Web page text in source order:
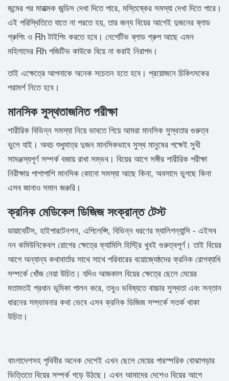
জন্মের পর মারাত্মক জন্ডিস দেখা দিতে পারে, মস্তিষ্কের সমস্যা দেখা দিতে পারে।
এই পরিস্থিতিতে যাতে না পরতে হয়, তার জন্য বিয়ের আগেই দুজনের ব্লাড
গ্রুপিং ও Rh টাইপিং করতে হবে। নেগেটিভ ব্লাড গ্রুপ আছে এমন
মহিলাদের Rh পজিটিভ কাউকে বিয়ে না করাই নিরাপদ।
তাই এক্ষেত্রে আপনাকে অনেক সচেতন হতে হবে। প্রয়োজনে চিকিৎসকের
পরামর্শ নিতে হবে।
মানসিক সুস্থতাজনিত পরীক্ষা
শারীরিক বিভিন্ন সমস্যা নিয়ে ভাবতে গিয়ে আমরা মানসিক সুস্থতার গুরুত্ব
ভুলে যাই। অথচ শুধুমাত্র দুজন মানসিকভাবে সুস্থ মানুষের পক্ষেই সুখী
সামঞ্জস্যপূর্ণ সম্পর্ক বজায় রাখা সম্ভব। বিয়ের আগে সঙ্গীর শারীরিক পরীক্ষা
নিরীক্ষার পাশাপাশি মানসিক কোনো সমস্যা আছে কিনা, অবসাদে ভুগছে কিনা
এসব জানাও সমান জরুরি।
ক্রনিক মেডিকেল ডিজিজ সংক্রান্ত টেস্ট
ডায়াবেটিস, হাইপারটেনশন, এপিলেপ্সি, বিভিন্ন ধরণের ম্যালিগন্যান্সি - এইসব
নন কমিউনিকেবল রোগের ক্ষেত্রে ফ্যামিলি হিস্ট্রি খুবই গুরুত্বপূর্ণ। তাই বিয়ের
আগে অন্যান্য কথাবার্তার সাথে সাথে পরিবারের বয়োজ্যেষ্ঠদের ক্রনিক রোগব্যাধি
সম্পর্কে খোঁজ নেয়া উচিত। যদিও আজকাল বিয়ের ক্ষেত্রে ছেলে মেয়ের
মতামতই প্রধান ভূমিকা পালন করে, তবুও ভবিষ্যতে বাচ্চার সুস্থতা এবং সন্তান
ধারনের সম্ভাবনার কথা ভেবে এসব ক্রনিক ডিজিজ সম্পর্কে সতর্ক থাকা
উচিত।
বাংলাদেশসহ পৃথিবীর অনেক দেশেই এখন ছেলে মেয়ের পারস্পরিক বোঝাপড়ার
ভিত্তিতে বিয়ের সম্পর্ক গড়ে উঠছে। এখন আমাদের দেশেও বিয়ের আগে